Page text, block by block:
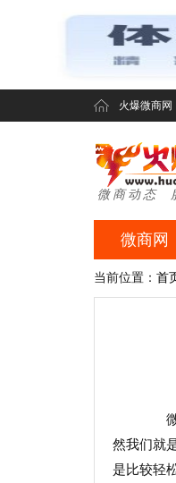
火爆微商网
火爆微商网
微商动态
微商网
当前位置： 首
微
然我们就
是比较轻